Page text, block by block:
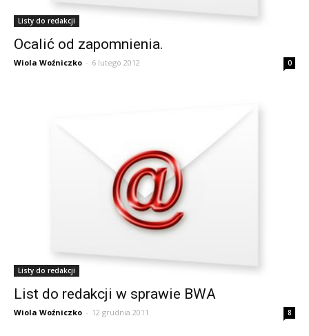
Listy do redakcji
Ocalić od zapomnienia.
Wiola Woźniczko - 6 lutego 2012 0
Listy do redakcji
List do redakcji w sprawie BWA
Wiola Woźniczko - 12 grudnia 2011 8